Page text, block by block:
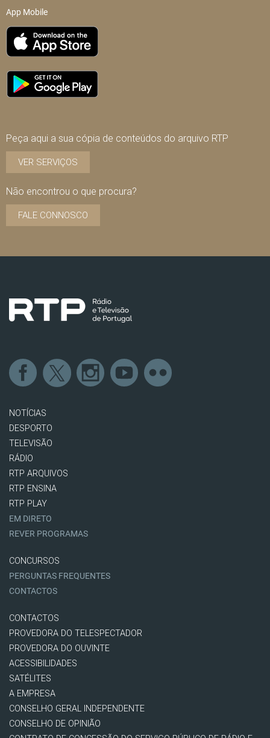
App Mobile
Peça aqui a sua cópia de conteúdos do arquivo RTP
VER SERVIÇOS
Não encontrou o que procura?
FALE CONNOSCO
NOTÍCIAS
DESPORTO
TELEVISÃO
RÁDIO
RTP ARQUIVOS
RTP ENSINA
RTP PLAY
EM DIRETO
REVER PROGRAMAS
CONCURSOS
PERGUNTAS FREQUENTES
CONTACTOS
CONTACTOS
PROVEDORA DO TELESPECTADOR
PROVEDORA DO OUVINTE
ACESSIBILIDADES
SATÉLITES
A EMPRESA
CONSELHO GERAL INDEPENDENTE
CONSELHO DE OPINIÃO